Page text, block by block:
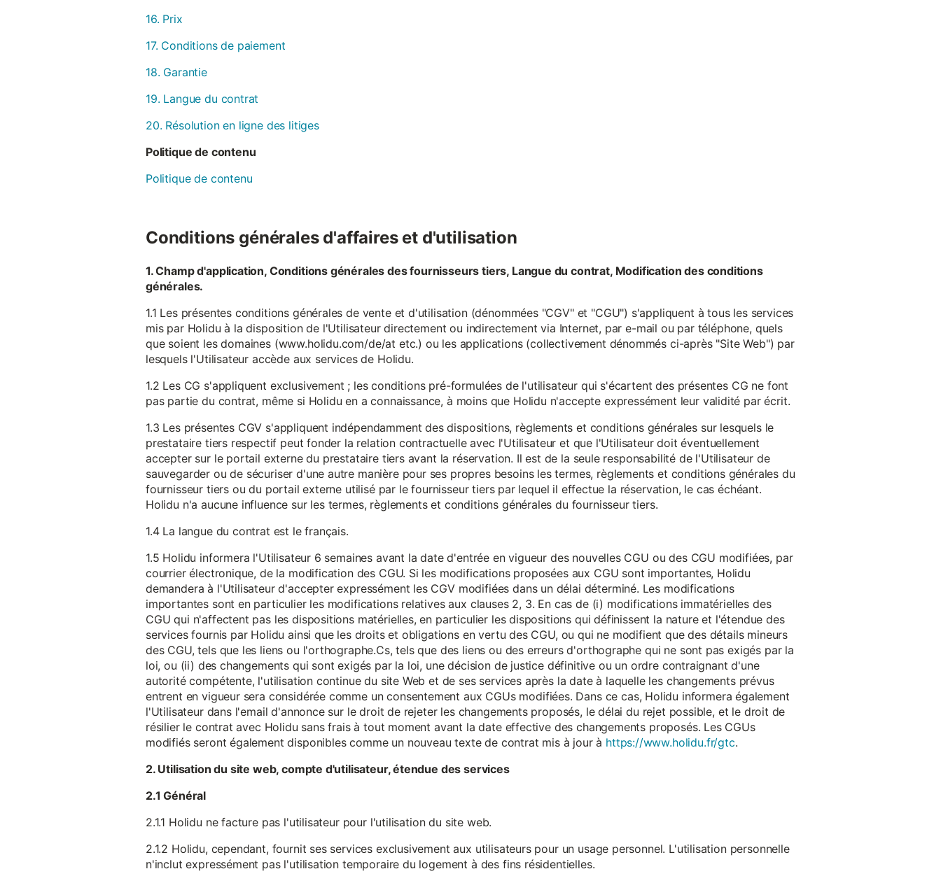
16. Prix
17. Conditions de paiement
18. Garantie
19. Langue du contrat
20. Résolution en ligne des litiges
Politique de contenu
Politique de contenu
Conditions générales d'affaires et d'utilisation
1. Champ d'application, Conditions générales des fournisseurs tiers, Langue du contrat, Modification des conditions
générales.
1.1 Les présentes conditions générales de vente et d'utilisation (dénommées "CGV" et "CGU") s'appliquent à tous les services
mis par Holidu à la disposition de l'Utilisateur directement ou indirectement via Internet, par e-mail ou par téléphone, quels
que soient les domaines (www.holidu.com/de/at etc.) ou les applications (collectivement dénommés ci-après "Site Web") par
lesquels l'Utilisateur accède aux services de Holidu.
1.2 Les CG s'appliquent exclusivement ; les conditions pré-formulées de l'utilisateur qui s'écartent des présentes CG ne font
pas partie du contrat, même si Holidu en a connaissance, à moins que Holidu n'accepte expressément leur validité par écrit.
1.3 Les présentes CGV s'appliquent indépendamment des dispositions, règlements et conditions générales sur lesquels le
prestataire tiers respectif peut fonder la relation contractuelle avec l'Utilisateur et que l'Utilisateur doit éventuellement
accepter sur le portail externe du prestataire tiers avant la réservation. Il est de la seule responsabilité de l'Utilisateur de
sauvegarder ou de sécuriser d'une autre manière pour ses propres besoins les termes, règlements et conditions générales du
fournisseur tiers ou du portail externe utilisé par le fournisseur tiers par lequel il effectue la réservation, le cas échéant.
Holidu n'a aucune influence sur les termes, règlements et conditions générales du fournisseur tiers.
1.4 La langue du contrat est le français.
1.5 Holidu informera l'Utilisateur 6 semaines avant la date d'entrée en vigueur des nouvelles CGU ou des CGU modifiées, par
courrier électronique, de la modification des CGU. Si les modifications proposées aux CGU sont importantes, Holidu
demandera à l'Utilisateur d'accepter expressément les CGV modifiées dans un délai déterminé. Les modifications
importantes sont en particulier les modifications relatives aux clauses 2, 3. En cas de (i) modifications immatérielles des
CGU qui n'affectent pas les dispositions matérielles, en particulier les dispositions qui définissent la nature et l'étendue des
services fournis par Holidu ainsi que les droits et obligations en vertu des CGU, ou qui ne modifient que des détails mineurs
des CGU, tels que les liens ou l'orthographe.Cs, tels que des liens ou des erreurs d'orthographe qui ne sont pas exigés par la
loi, ou (ii) des changements qui sont exigés par la loi, une décision de justice définitive ou un ordre contraignant d'une
autorité compétente, l'utilisation continue du site Web et de ses services après la date à laquelle les changements prévus
entrent en vigueur sera considérée comme un consentement aux CGUs modifiées. Dans ce cas, Holidu informera également
l'Utilisateur dans l'email d'annonce sur le droit de rejeter les changements proposés, le délai du rejet possible, et le droit de
résilier le contrat avec Holidu sans frais à tout moment avant la date effective des changements proposés. Les CGUs
modifiés seront également disponibles comme un nouveau texte de contrat mis à jour à https://www.holidu.fr/gtc.
2. Utilisation du site web, compte d'utilisateur, étendue des services
2.1 Général
2.1.1 Holidu ne facture pas l'utilisateur pour l'utilisation du site web.
2.1.2 Holidu, cependant, fournit ses services exclusivement aux utilisateurs pour un usage personnel. L'utilisation personnelle
n'inclut expressément pas l'utilisation temporaire du logement à des fins résidentielles.